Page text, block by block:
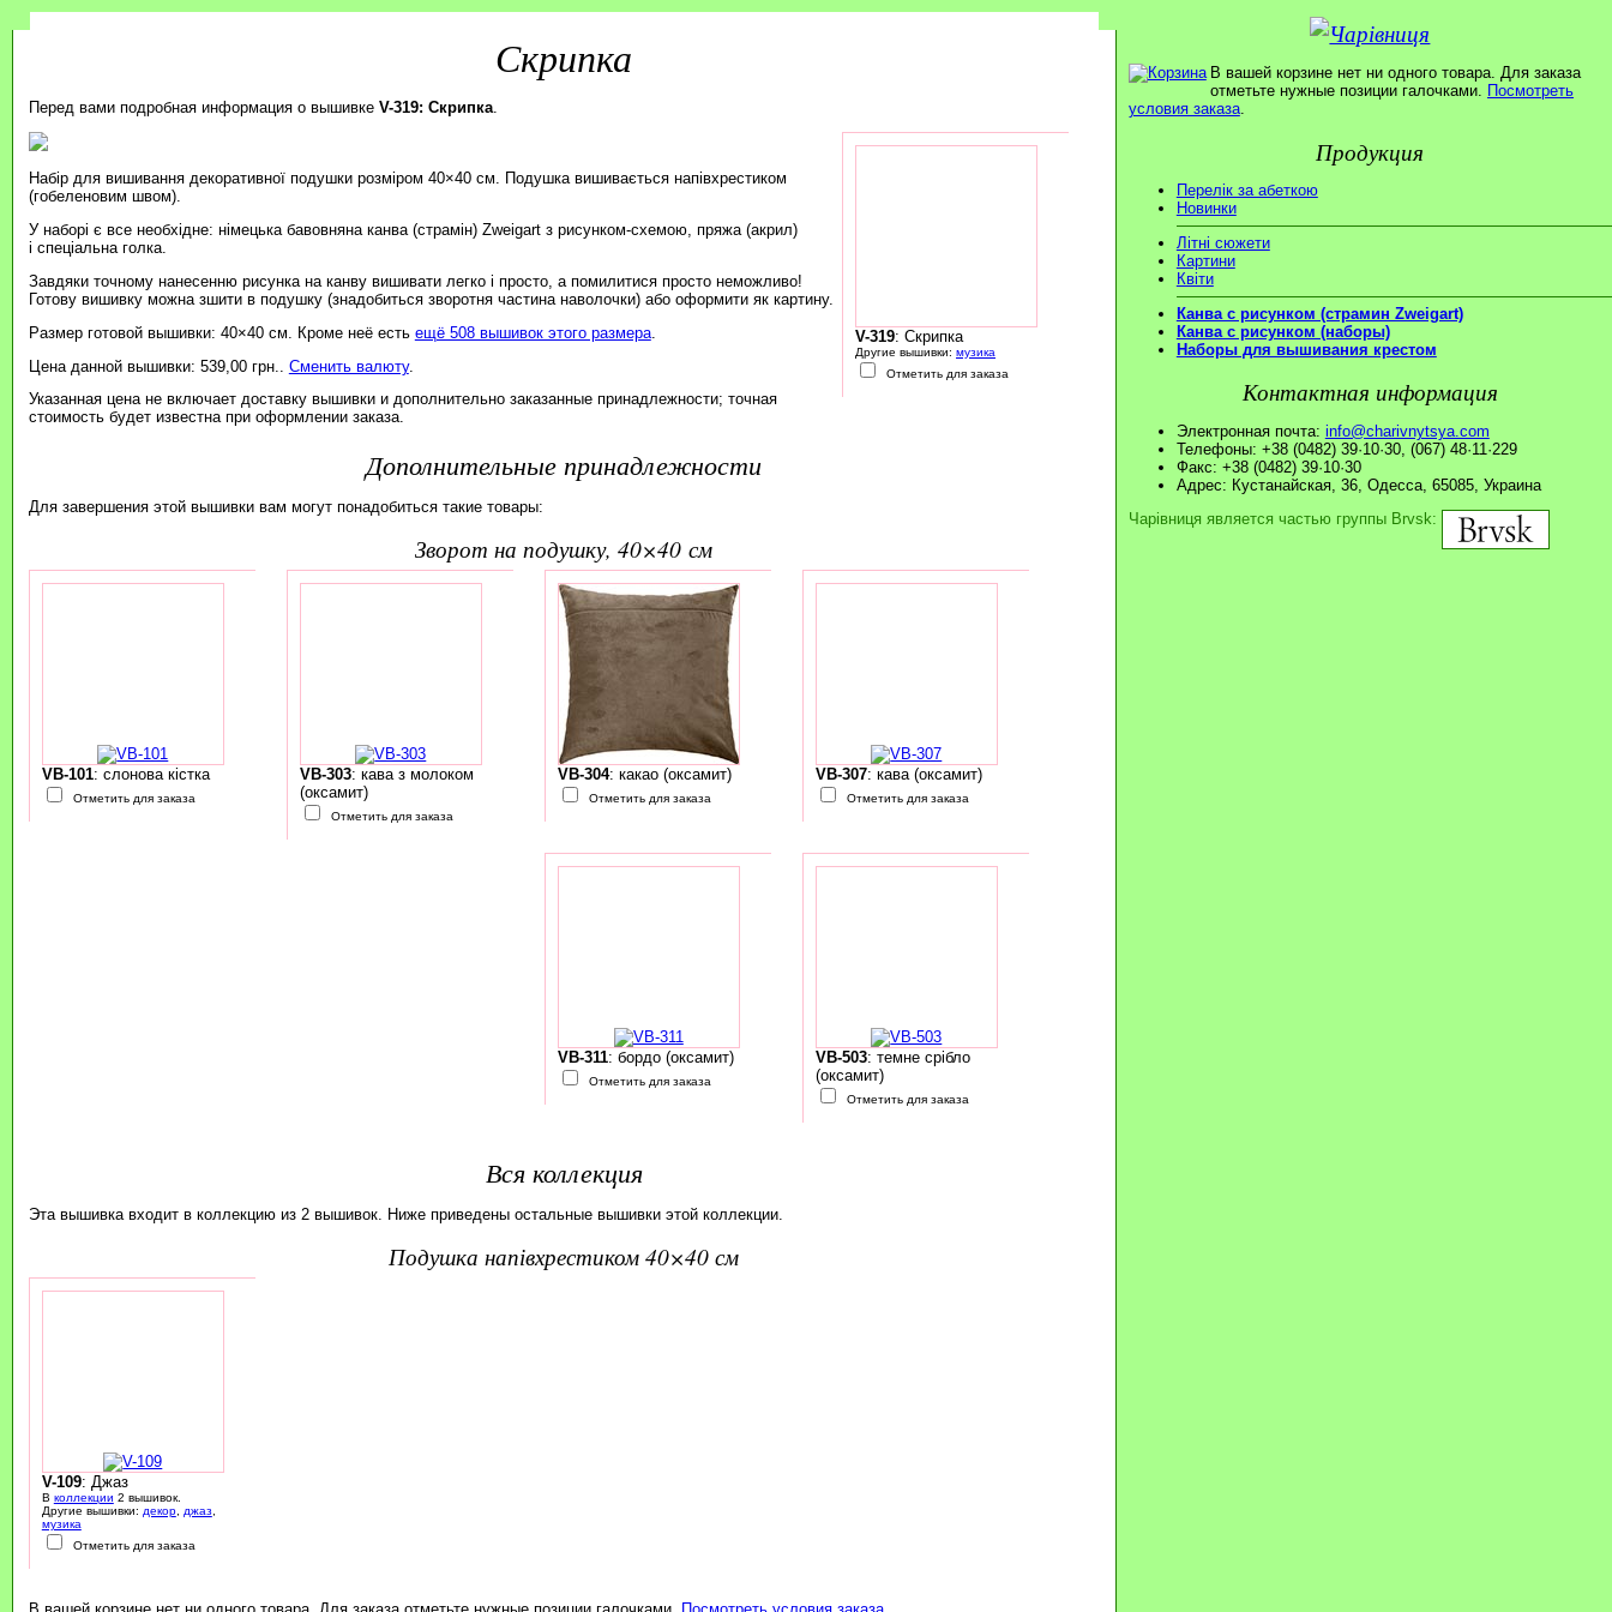
Скрипка
Перед вами подробная информация о вышивке V-319: Скрипка.
V-319: Скрипка
Другие вышивки: музика
Отметить для заказа
Набір для вишивання декоративної подушки розміром 40×40 см. Подушка вишивається напівхрестиком
(гобеленовим швом).
У наборі є все необхідне: німецька бавовняна канва (страмін) Zweigart з рисунком-схемою, пряжа (акрил)
і спеціальна голка.
Завдяки точному нанесенню рисунка на канву вишивати легко і просто, а помилитися просто неможливо!
Готову вишивку можна зшити в подушку (знадобиться зворотня частина наволочки) або оформити як картину.
Размер готовой вышивки: 40×40 см. Кроме неё есть ещё 508 вышивок этого размера.
Цена данной вышивки: 539,00 грн.. Сменить валюту.
Указанная цена не включает доставку вышивки и дополнительно заказанные принадлежности; точная
стоимость будет известна при оформлении заказа.
Дополнительные принадлежности
Для завершения этой вышивки вам могут понадобиться такие товары:
зворот на подушку, 40×40 см
VB-101: слонова кістка
Отметить для заказа
VB-303: кава з молоком
(оксамит)
Отметить для заказа
VB-304: какао (оксамит)
Отметить для заказа
VB-307: кава (оксамит)
Отметить для заказа
VB-311: бордо (оксамит)
Отметить для заказа
VB-503: темне срібло
(оксамит)
Отметить для заказа
Вся коллекция
Эта вышивка входит в коллекцию из 2 вышивок. Ниже приведены остальные вышивки этой коллекции.
подушка напівхрестиком 40×40 см
V-109: Джаз
В коллекции 2 вышивок.
Другие вышивки: декор, джаз,
музика
Отметить для заказа
В вашей корзине нет ни одного товара. Для заказа
отметьте нужные позиции галочками. Посмотреть
условия заказа.
Продукция
Перелік за абеткою
Новинки
Літні сюжети
Картини
Квіти
Канва с рисунком (страмин Zweigart)
Канва с рисунком (наборы)
Наборы для вышивания крестом
Контактная информация
Электронная почта: info@charivnytsya.com
Телефоны: +38 (0482) 39·10·30, (067) 48·11·229
Факс: +38 (0482) 39·10·30
Адрес: Кустанайская, 36, Одесса, 65085, Украина
Чарівниця является частью группы Brvsk: